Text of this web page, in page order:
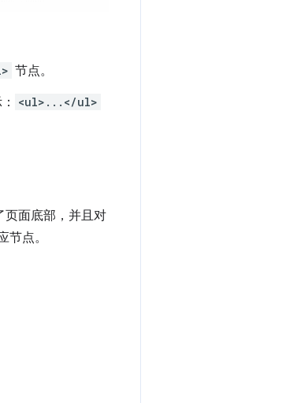
节点。
<ul>...</ul>
页面底部，并且对
节点。